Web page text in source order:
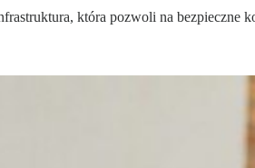
która pozwoli na